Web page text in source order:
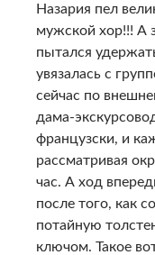
Назария пел
мужской хор!!! А
пытался
увязалась с
сейчас по
дама-
французски, и
рассматривая
час. А ход
после того, как
потайную
ключом. Такое